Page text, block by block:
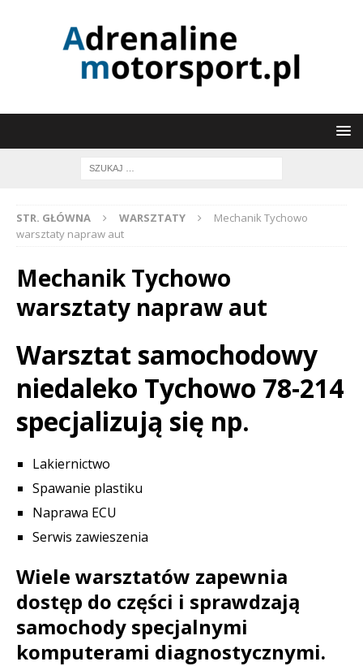
STR. GŁÓWNA WARSZTATY
Mechanik Tychowo
warsztaty napraw aut
Mechanik Tychowo
warsztaty napraw aut
Warsztat samochodowy
niedaleko Tychowo 78-214
specjalizują się np.
Lakiernictwo
Spawanie plastiku
Naprawa ECU
Serwis zawieszenia
Wiele warsztatów zapewnia
dostęp do części i sprawdzają
samochody specjalnymi
komputerami diagnostycznymi.